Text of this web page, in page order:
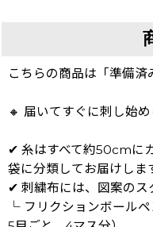
こちらの商品は「準備済
🔸 届いてすぐに刺し始
✔ 糸はすべて約50cmに
袋に分類してお届けしま
✔ 刺繍布には、図案のス
└ フリクションボール